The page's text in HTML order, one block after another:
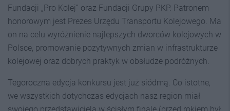
Fundacji „Pro Kolej” oraz Fundacji Grupy PKP. Patronem
honorowym jest Prezes Urzędu Transportu Kolejowego. Ma
on na celu wyróżnienie najlepszych dworców kolejowych w
Polsce, promowanie pozytywnych zmian w infrastrukturze
kolejowej oraz dobrych praktyk w obsłudze podróżnych.
Tegoroczna edycja konkursu jest już siódmą. Co istotne,
we wszystkich dotychczas edycjach nasz region miał